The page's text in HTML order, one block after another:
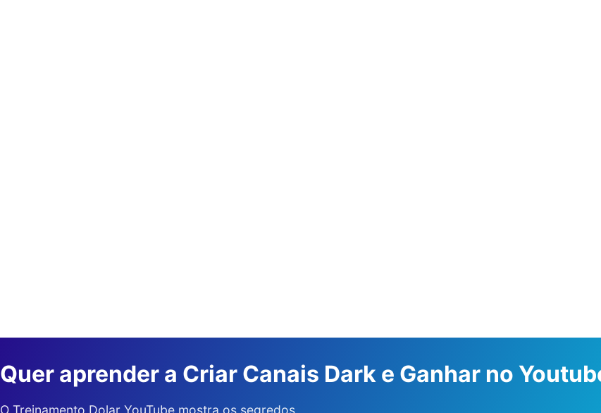
Quer aprender a Criar Canais Dark e Ganhar no
O Treinamento Dolar YouTube mostra os segredos